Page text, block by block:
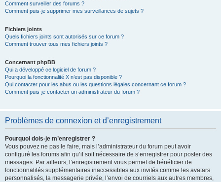
Comment surveiller des forums ?
Comment puis-je supprimer mes surveillances de sujets ?
Fichiers joints
Quels fichiers joints sont autorisés sur ce forum ?
Comment trouver tous mes fichiers joints ?
Concernant phpBB
Qui a développé ce logiciel de forum ?
Pourquoi la fonctionnalité X n’est pas disponible ?
Qui contacter pour les abus ou les questions légales concernant ce forum ?
Comment puis-je contacter un administrateur du forum ?
Problèmes de connexion et d’enregistrement
Pourquoi dois-je m’enregistrer ?
Vous pouvez ne pas le faire, mais l’administrateur du forum peut avoir
configuré les forums afin qu’il soit nécessaire de s’enregistrer pour poster des
messages. Par ailleurs, l’enregistrement vous permet de bénéficier de
fonctionnalités supplémentaires inaccessibles aux invités comme les avatars
personnalisés, la messagerie privée, l’envoi de courriels aux autres membres,